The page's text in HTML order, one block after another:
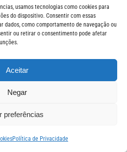
usamos tecnologias como cookies para
do dispositivo. Consentir com essas
dados, como comportamento de navegação ou
ou retirar o consentimento pode afetar
Aceitar
Negar
preferências
Política de Privacidade